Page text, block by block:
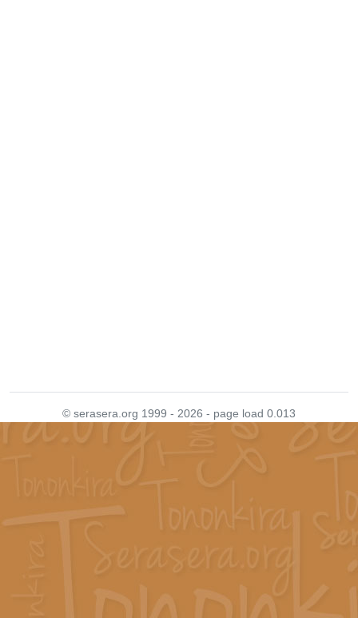
© serasera.org 1999 - 2026 - page load 0.013